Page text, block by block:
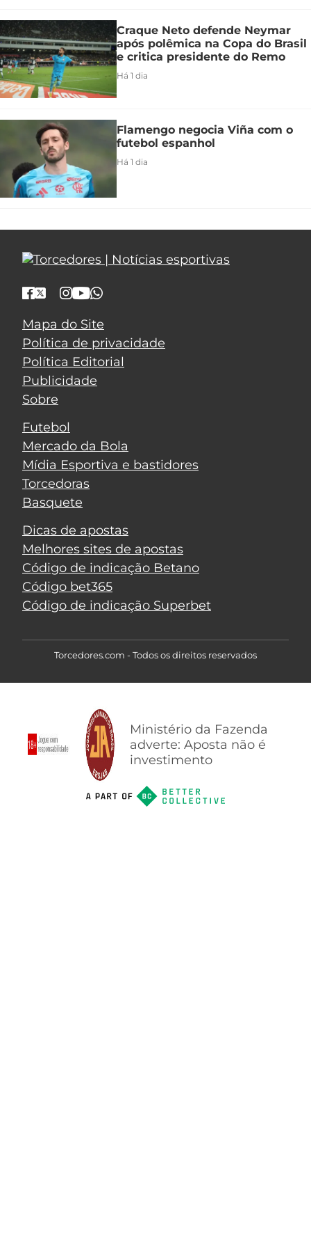
Craque Neto defende Neymar
após polêmica na Copa do Brasil
e critica presidente do Remo
Há 1 dia
Flamengo negocia Viña com o
futebol espanhol
Há 1 dia
Mapa do Site
Política de privacidade
Política Editorial
Publicidade
Sobre
Futebol
Mercado da Bola
Mídia Esportiva e bastidores
Torcedoras
Basquete
Dicas de apostas
Melhores sites de apostas
Código de indicação Betano
Código bet365
Código de indicação Superbet
Torcedores.com - Todos os direitos reservados
Ministério da Fazenda
adverte: Aposta não é
investimento